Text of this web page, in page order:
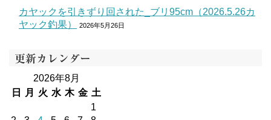
カヤックを引きずり回された_ブリ95cm（2026.5.26カ
ヤック釣果）
2026年5月26日
更新カレンダー
2026年8月
日
月 火 水 木 金 土
1